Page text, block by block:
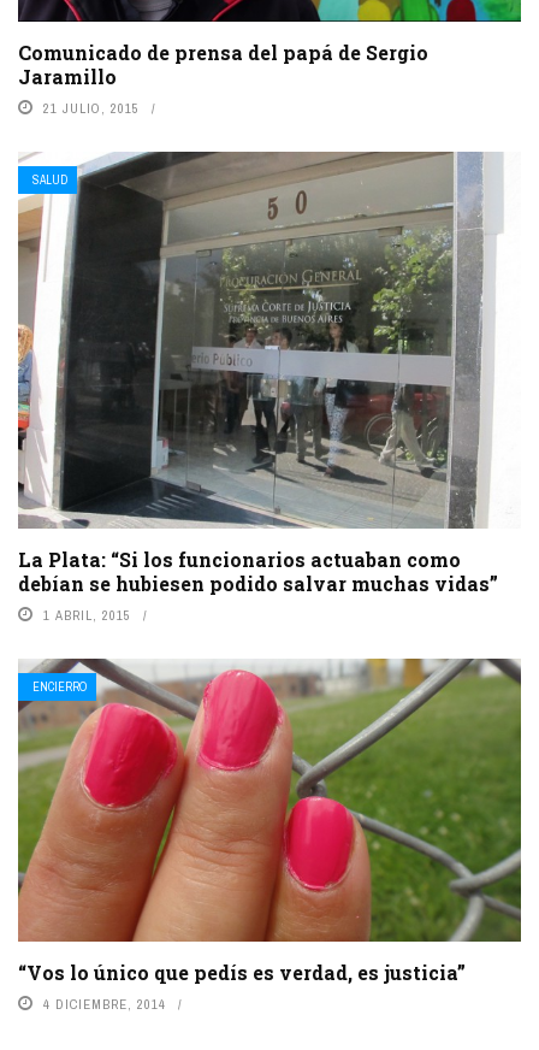
Comunicado de prensa del papá de Sergio
Jaramillo
21 JULIO, 2015
SALUD
La Plata: “Si los funcionarios actuaban como
debían se hubiesen podido salvar muchas vidas”
1 ABRIL, 2015
ENCIERRO
“Vos lo único que pedís es verdad, es justicia”
4 DICIEMBRE, 2014